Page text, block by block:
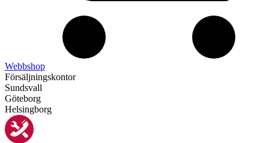
Webbshop
Försäljningskontor
Sundsvall
Göteborg
Helsingborg